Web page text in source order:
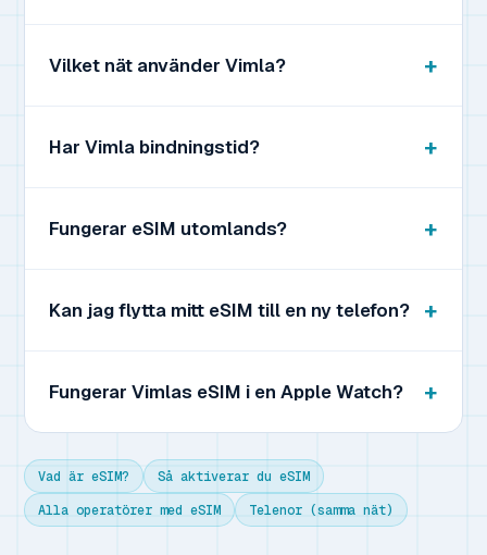
Vilket nät använder Vimla?
Har Vimla bindningstid?
Fungerar eSIM utomlands?
Kan jag flytta mitt eSIM till en ny telefon?
Fungerar Vimlas eSIM i en Apple Watch?
Vad är eSIM? Så aktiverar du eSIM
Alla operatörer med eSIM Telenor (samma nät)